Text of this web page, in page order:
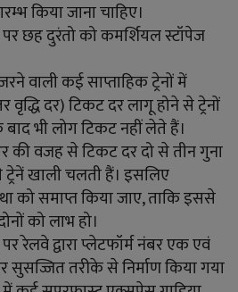
किया जाना चाहिए।
छह दुरंतो को कमर्शियल स्टॉपेज
वाली कई साप्ताहिक ट्रेनों में
दर) टिकट दर लागू होने से ट्रेनों
बाद भी लोग टिकट नहीं लेते हैं।
की वजह से टिकट दर दो से तीन गुना
खाली चलती हैं। इसलिए
को समाप्त किया जाए, ताकि इससे
को लाभ हो।
रेलवे द्वारा प्लेटफॉर्म नंबर एक एवं
सुसज्जित तरीके से निर्माण किया गया